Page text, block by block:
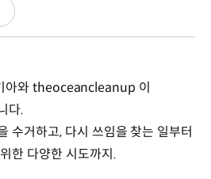
아와 ‪theoceancleanup‬ 이
다.
수거하고, 다시 쓰임을 찾는 일부터
한 다양한 시도까지.